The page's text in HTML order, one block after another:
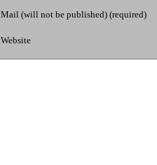
Mail (will not be published) (required)
Website